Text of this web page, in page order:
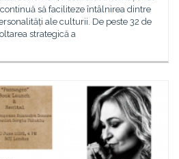
să faciliteze întâlnirea dintre
ale culturii. De peste 32 de
strategică a